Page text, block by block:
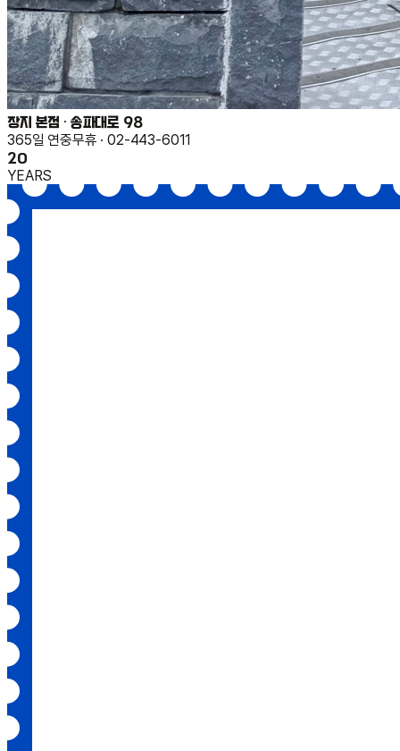
장지 본점 · 송파대로 98
365일 연중무휴 · 02-443-6011
20
YEARS